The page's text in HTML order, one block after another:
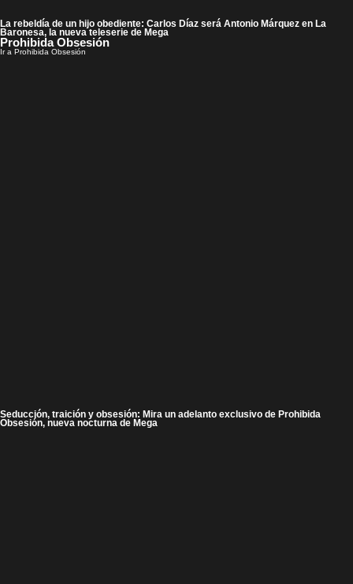
La rebeldía de un hijo obediente: Carlos Díaz será Antonio Márquez en La
Baronesa, la nueva teleserie de Mega
Prohibida Obsesión
Ir a Prohibida Obsesión
Seducción, traición y obsesión: Mira un adelanto exclusivo de Prohibida
Obsesión, nueva nocturna de Mega